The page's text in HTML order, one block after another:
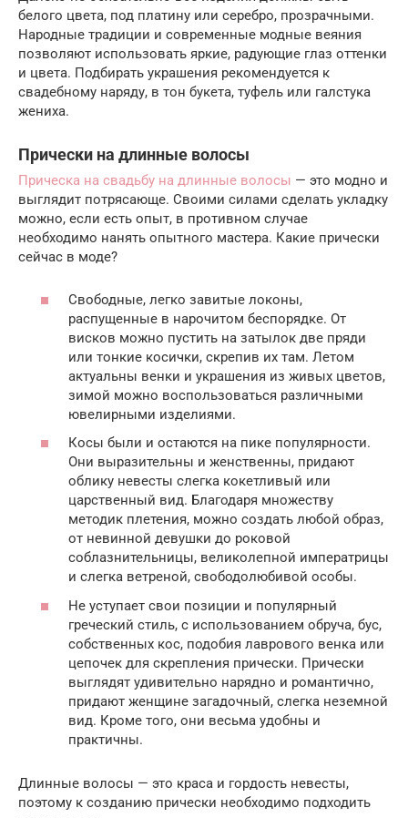
белого цвета, под платину или серебро, прозрачными.
Народные традиции и современные модные веяния
позволяют использовать яркие, радующие глаз оттенки
и цвета. Подбирать украшения рекомендуется к
свадебному наряду, в тон букета, туфель или галстука
жениха.
Прически на длинные волосы
Прическа на свадьбу на длинные волосы — это модно и
выглядит потрясающе. Своими силами сделать укладку
можно, если есть опыт, в противном случае
необходимо нанять опытного мастера. Какие прически
сейчас в моде?
Свободные, легко завитые локоны,
распущенные в нарочитом беспорядке. От
висков можно пустить на затылок две пряди
или тонкие косички, скрепив их там. Летом
актуальны венки и украшения из живых цветов,
зимой можно воспользоваться различными
ювелирными изделиями.
Косы были и остаются на пике популярности.
Они выразительны и женственны, придают
облику невесты слегка кокетливый или
царственный вид. Благодаря множеству
методик плетения, можно создать любой образ,
от невинной девушки до роковой
соблазнительницы, великолепной императрицы
и слегка ветреной, свободолюбивой особы.
Не уступает свои позиции и популярный
греческий стиль, с использованием обруча, бус,
собственных кос, подобия лаврового венка или
цепочек для скрепления прически. Прически
выглядят удивительно нарядно и романтично,
придают женщине загадочный, слегка неземной
вид. Кроме того, они весьма удобны и
практичны.
Длинные волосы — это краса и гордость невесты,
поэтому к созданию прически необходимо подходить